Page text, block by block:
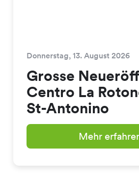
Donnerstag, 13. August 2026
Grosse
Centro La
St-Antonino
Mehr